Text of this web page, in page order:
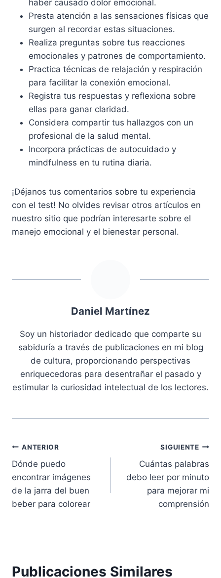
haber causado dolor emocional.
Presta atención a las sensaciones físicas que
surgen al recordar estas situaciones.
Realiza preguntas sobre tus reacciones
emocionales y patrones de comportamiento.
Practica técnicas de relajación y respiración
para facilitar la conexión emocional.
Registra tus respuestas y reflexiona sobre
ellas para ganar claridad.
Considera compartir tus hallazgos con un
profesional de la salud mental.
Incorpora prácticas de autocuidado y
mindfulness en tu rutina diaria.
¡Déjanos tus comentarios sobre tu experiencia
con el test! No olvides revisar otros artículos en
nuestro sitio que podrían interesarte sobre el
manejo emocional y el bienestar personal.
Daniel Martínez
Soy un historiador dedicado que comparte su
sabiduría a través de publicaciones en mi blog
de cultura, proporcionando perspectivas
enriquecedoras para desentrañar el pasado y
estimular la curiosidad intelectual de los lectores.
Navegación
de
entradas
ANTERIOR
Dónde puedo
encontrar imágenes
de la jarra del buen
beber para colorear
SIGUIENTE
Cuántas palabras
debo leer por minuto
para mejorar mi
comprensión
Publicaciones Similares